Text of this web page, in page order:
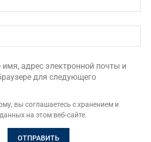
имя, адрес электронной почты и
для следующего
вы соглашаетесь с хранением и
на этом веб-сайте.